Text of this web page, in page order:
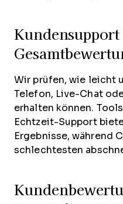
Kundensupport
Wir prüfen, wie leicht
Telefon, Live-Chat
erhalten können.
Echtzeit-Support
Ergebnisse, während
schlechtesten